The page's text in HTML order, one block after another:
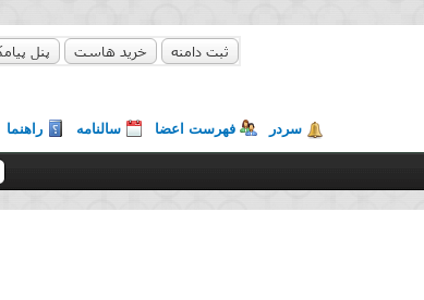
ثبت دامنه خرید هاست پنل
سردر فهرست اعضا سالنامه راهنما